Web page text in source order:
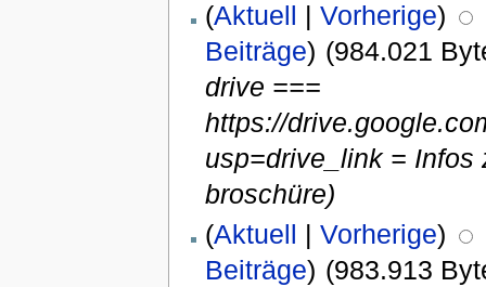
(Aktuell | Vorherige)
Beiträge) (984.021
drive ===
https://
usp=drive_link = Infos
broschüre)
(Aktuell | Vorherige)
Beiträge) (983.913